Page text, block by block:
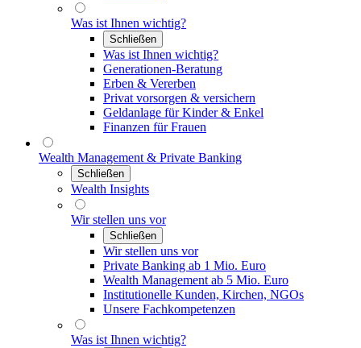
Was ist Ihnen wichtig?
Schließen
Was ist Ihnen wichtig?
Generationen-Beratung
Erben & Vererben
Privat vorsorgen & versichern
Geldanlage für Kinder & Enkel
Finanzen für Frauen
Wealth Management & Private Banking
Schließen
Wealth Insights
Wir stellen uns vor
Schließen
Wir stellen uns vor
Private Banking ab 1 Mio. Euro
Wealth Management ab 5 Mio. Euro
Institutionelle Kunden, Kirchen, NGOs
Unsere Fachkompetenzen
Was ist Ihnen wichtig?